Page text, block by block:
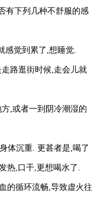
有下列几种不舒服的感
觉到累了,想睡觉.
路逛街时候,走会儿就
,或者一到阴冷潮湿的
沉重. 更甚者是,喝了
热,口干,更想喝水了.
循环流畅,导致虚火往